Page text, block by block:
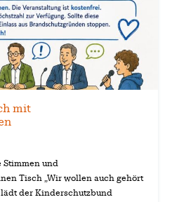
mit
und
Tisch „Wir wollen auch gehört
der Kinderschutzbund